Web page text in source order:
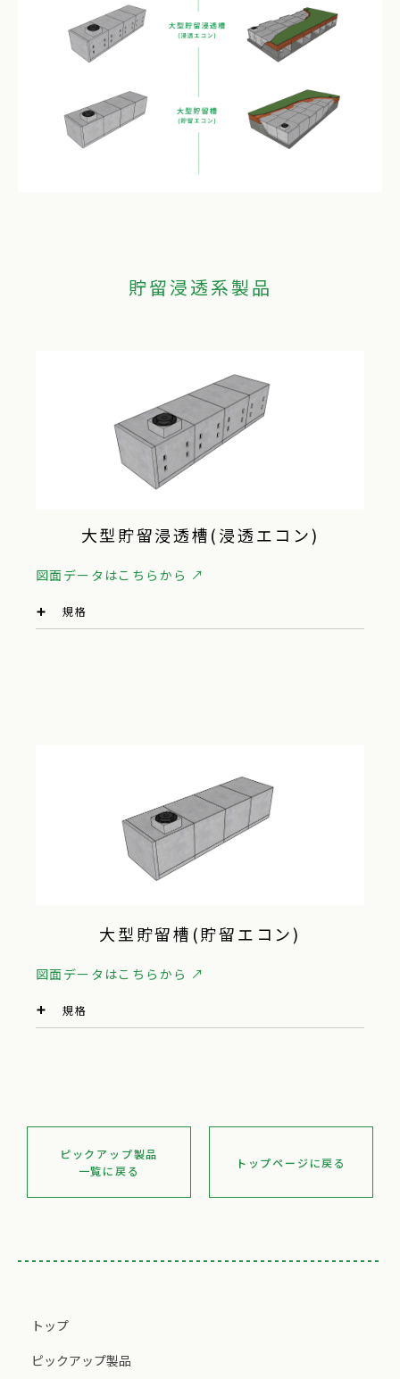
貯留浸透系製品
大型貯留浸透槽(浸透エコン)
図面データはこちらから ↗︎
規格
大型貯留槽(貯留エコン)
図面データはこちらから ↗︎
規格
ピックアップ製品
一覧に戻る
トップページに戻る
トップ
ピックアップ製品